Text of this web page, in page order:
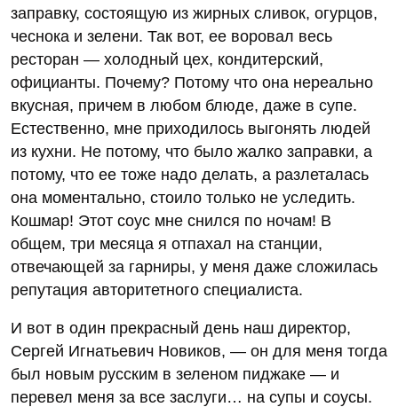
заправку, состоящую из жирных сливок, огурцов,
чеснока и зелени. Так вот, ее воровал весь
ресторан — холодный цех, кондитерский,
официанты. Почему? Потому что она нереально
вкусная, причем в любом блюде, даже в супе.
Естественно, мне приходилось выгонять людей
из кухни. Не потому, что было жалко заправки, а
потому, что ее тоже надо делать, а разлеталась
она моментально, стоило только не уследить.
Кошмар! Этот соус мне снился по ночам! В
общем, три месяца я отпахал на станции,
отвечающей за гарниры, у меня даже сложилась
репутация авторитетного специалиста.
И вот в один прекрасный день наш директор,
Сергей Игнатьевич Новиков, — он для меня тогда
был новым русским в зеленом пиджаке — и
перевел меня за все заслуги… на супы и соусы.